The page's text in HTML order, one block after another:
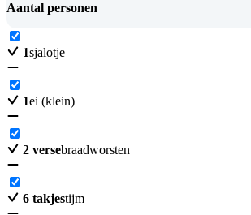
Aantal personen
1sjalotje
1ei (klein)
2 versebraadworsten
6 takjestijm